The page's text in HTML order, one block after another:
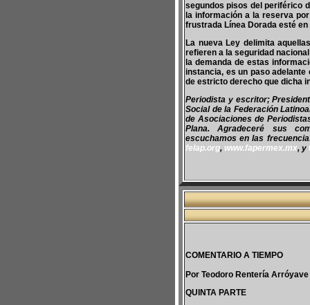
segundos pisos del periférico
la información a la reserva
frustrada Línea Dorada esté
La nueva Ley delimita
refieren a la seguridad
la demanda de estas
instancia, es un paso
de estricto derecho que dicha
Periodista y escritor;
Social de la Federación
de Asociaciones de
Plana. Agradeceré sus
escuchamos en las
felap.org, www.fapermex.mx, y
COMENTARIO A TIEMPO
Por Teodoro Rentería Arróyave
QUINTA PARTE